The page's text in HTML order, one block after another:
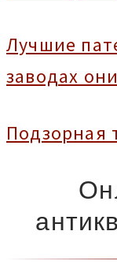
Лучшие
заводах
Подзорная